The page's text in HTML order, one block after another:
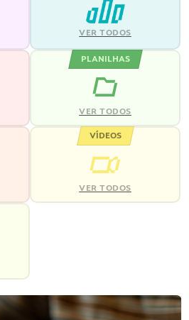
VER TODOS
PLANILHAS
VER TODOS
VÍDEOS
VER TODOS